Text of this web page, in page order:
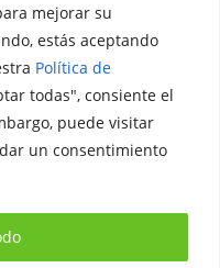
mejorar su
estás aceptando
Política de
todas", consiente el
puede visitar
un consentimiento